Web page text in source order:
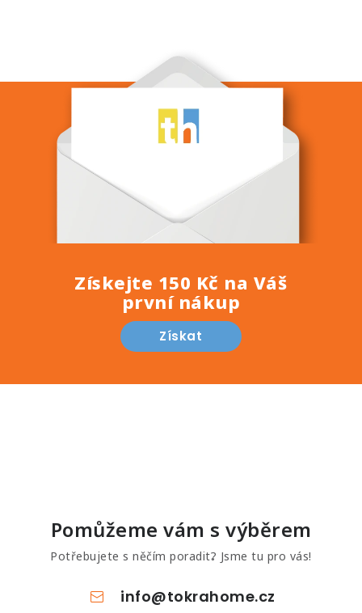
Získejte 150 Kč na Váš
první nákup
Získat
Pomůžeme vám s výběrem
Potřebujete s něčím poradit? Jsme tu pro vás!
info@tokrahome.cz